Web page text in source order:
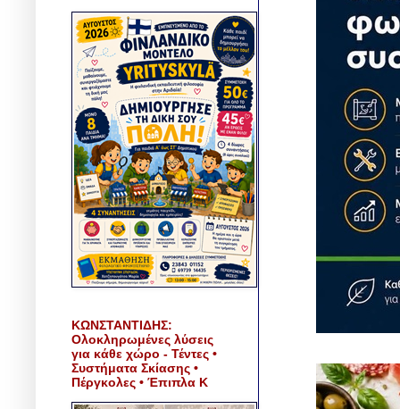
ΚΩΝΣΤΑΝΤΙΔΗΣ:
Ολοκληρωμένες λύσεις
για κάθε χώρο - Τέντες •
Συστήματα Σκίασης •
Πέργκολες • Έπιπλα Κ